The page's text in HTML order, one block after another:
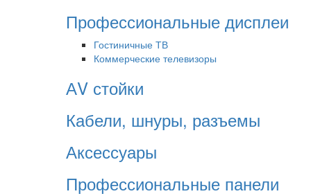
Профессиональные дисплеи
Гостиничные ТВ
Коммерческие телевизоры
АV стойки
Кабели, шнуры, разъемы
Аксессуары
Профессиональные панели